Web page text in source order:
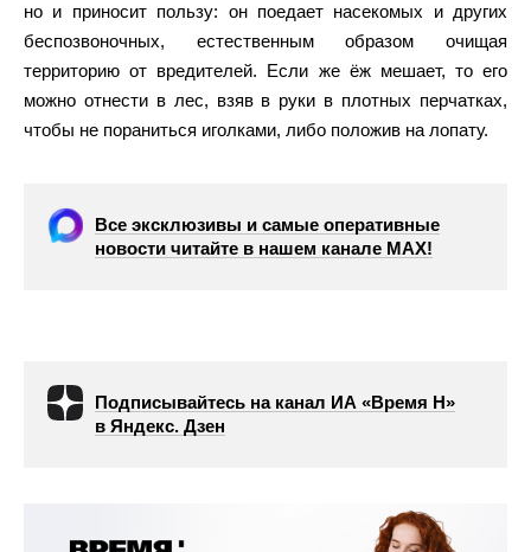
но и приносит пользу: он поедает насекомых и других
беспозвоночных, естественным образом очищая
территорию от вредителей. Если же ёж мешает, то его
можно отнести в лес, взяв в руки в плотных перчатках,
чтобы не пораниться иголками, либо положив на лопату.
Все эксклюзивы и самые оперативные
новости читайте в нашем канале МАХ!
Подписывайтесь на канал ИА «Время Н»
в Яндекс. Дзен